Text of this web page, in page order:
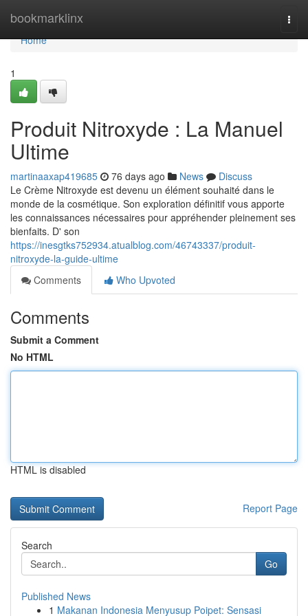
bookmarklinx
Home
Home
1
Produit Nitroxyde : La Manuel
Ultime
martinaaxap419685 76 days ago News
Discuss
Le Crème Nitroxyde est devenu un élément souhaité dans le
monde de la cosmétique. Son exploration définitif vous apporte
les connaissances nécessaires pour appréhender pleinement ses
bienfaits. D' son
https://inesgtks752934.atualblog.com/46743337/produit-
nitroxyde-la-guide-ultime
Comments
Who Upvoted
Comments
Submit a Comment
No HTML
HTML is disabled
Report Page
Search
Go
Published News
1 Makanan Indonesia Menyusup Poipet: Sensasi